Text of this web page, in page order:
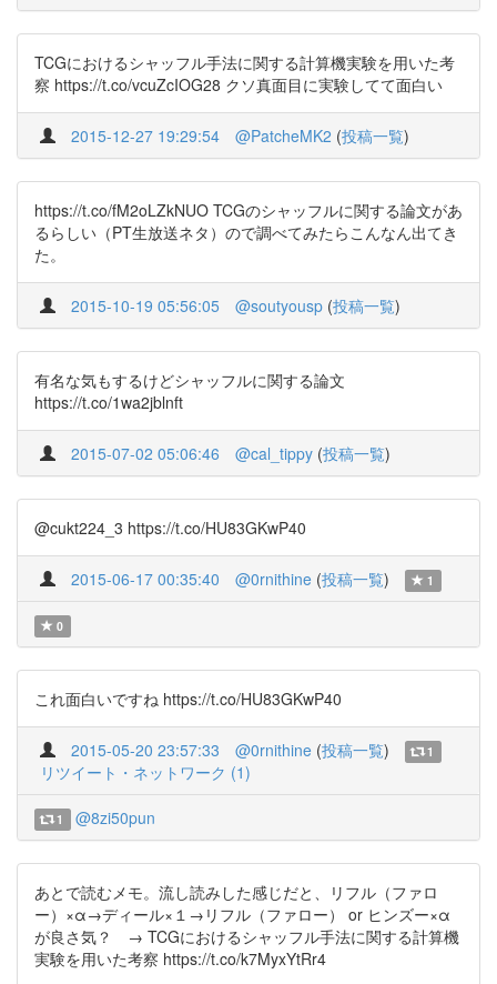
TCGにおけるシャッフル手法に関する計算機実験を用いた考
察 https://t.co/vcuZcIOG28 クソ真面目に実験してて面白い
2015-12-27 19:29:54 @PatcheMK2 (投稿一覧)
https://t.co/fM2oLZkNUO TCGのシャッフルに関する論文があ
るらしい（PT生放送ネタ）ので調べてみたらこんなん出てき
た。
2015-10-19 05:56:05 @soutyousp (投稿一覧)
有名な気もするけどシャッフルに関する論文
https://t.co/1wa2jblnft
2015-07-02 05:06:46 @cal_tippy (投稿一覧)
@cukt224_3 https://t.co/HU83GKwP40
2015-06-17 00:35:40 @0rnithine (投稿一覧) 1
0
これ面白いですね https://t.co/HU83GKwP40
2015-05-20 23:57:33 @0rnithine (投稿一覧) 1
リツイート・ネットワーク (1)
1 @8zi50pun
あとで読むメモ。流し読みした感じだと、リフル（ファロ
ー）×α→ディール×１→リフル（ファロー） or ヒンズー×α
が良さ気？ → TCGにおけるシャッフル手法に関する計算機
実験を用いた考察 https://t.co/k7MyxYtRr4